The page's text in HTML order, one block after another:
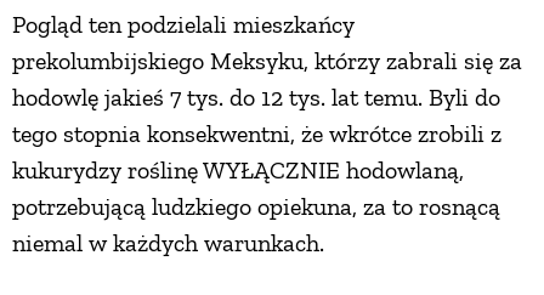
Pogląd ten podzielali mieszkańcy
prekolumbijskiego Meksyku, którzy zabrali się za
hodowlę jakieś 7 tys. do 12 tys. lat temu. Byli do
tego stopnia konsekwentni, że wkrótce zrobili z
kukurydzy roślinę WYŁĄCZNIE hodowlaną,
potrzebującą ludzkiego opiekuna, za to rosnącą
niemal w każdych warunkach.